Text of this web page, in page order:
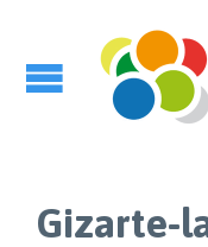
Gizarte-